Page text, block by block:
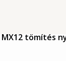
MX12 tömítés